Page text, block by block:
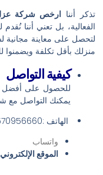
تذكر أنناارخص شركة
الفعالية، بل تعني أننا نُقدم
لتحصل على معاينة مجانية
منزلك بأقل تكلفة
كيفية التواصل
للحصول على أفضل
يمكنك التواصل
الهاتف :0570956660
واتساب
الموقع